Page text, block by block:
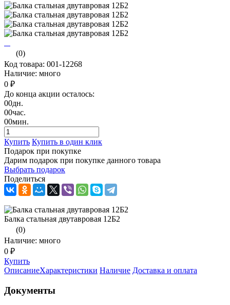
(0)
Код товара: 001-12268
Наличие: много
0 ₽
До конца акции осталось:
00дн.
00час.
00мин.
Купить Купить в один клик
Подарок при покупке
Дарим подарок при покупке данного товара
Выбрать подарок
Поделиться
Балка стальная двутавровая 12Б2
(0)
Наличие: много
0 ₽
Купить
ОписаниеХарактеристики Наличие Доставка и оплата
Документы